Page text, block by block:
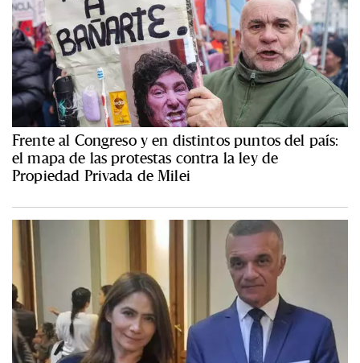
Frente al Congreso y en distintos puntos del país:
el mapa de las protestas contra la ley de
Propiedad Privada de Milei